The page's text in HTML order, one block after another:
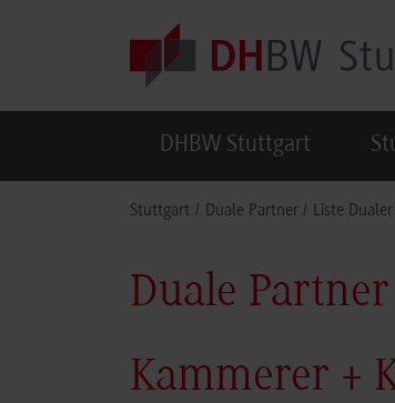
DHBW Stuttgart
Stuttgart Duale Partner Liste
Duale Partner
Kammerer +